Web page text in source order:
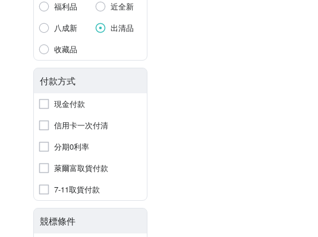
福利品
近全新
八成新
出清品
收藏品
付款方式
現金付款
信用卡一次付清
分期0利率
萊爾富取貨付款
7-11取貨付款
競標條件